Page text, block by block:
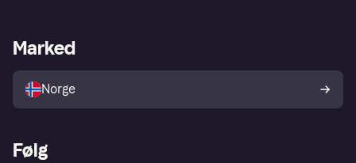
Utforsk butikker
Merchant portal
Marked
Norge
Følg